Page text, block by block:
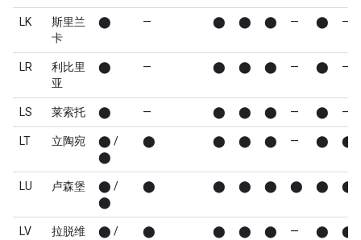
LK
斯里兰
卡
⬤ — ⬤ ⬤ ⬤ — ⬤ —
LR
利比里
亚
⬤ — ⬤ ⬤ ⬤ — ⬤ —
LS 莱索托 ⬤ — ⬤ ⬤ ⬤ — ⬤ —
LT 立陶宛
⬤ /
⬤
⬤ ⬤ ⬤ ⬤ — ⬤ ⬤
LU 卢森堡
⬤ /
⬤
⬤ ⬤ ⬤ ⬤ ⬤ ⬤ ⬤
LV
拉脱维
⬤ /
⬤ ⬤ ⬤ ⬤ — ⬤ ⬤